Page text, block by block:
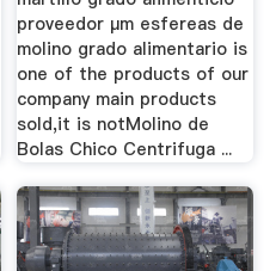
proveedor μm esfereas de
molino grado alimentario is
one of the products of our
company main products
sold,it is notMolino de
Bolas Chico Centrifuga ...